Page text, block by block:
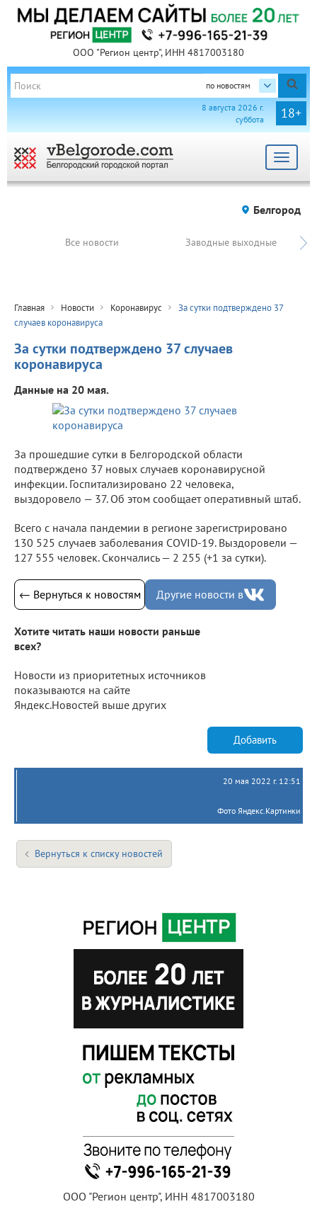
ООО "Регион центр", ИНН 4817003180
по новостям
18+
8 августа 2026 г.
суббота
Toggle
Белгород
Все новости Заводные выходные
Главная Новости Коронавирус
За сутки подтверждено 37
случаев коронавируса
За сутки подтверждено 37 случаев
коронавируса
Данные на 20 мая.
За прошедшие сутки в Белгородской области
подтверждено 37 новых случаев коронавирусной
инфекции. Госпитализировано 22 человека,
выздоровело — 37. Об этом сообщает оперативный штаб.
Всего с начала пандемии в регионе зарегистрировано
130 525 случаев заболевания COVID-19. Выздоровели —
127 555 человек. Скончались — 2 255 (+1 за сутки).
← Вернуться к новостям Другие новости в
Хотите читать наши новости раньше
всех?
Новости из приоритетных источников
показываются на сайте
Яндекс.Новостей выше других
Добавить
20 мая 2022 г. 12:51
Фото Яндекс.Картинки
Вернуться к списку новостей
ООО "Регион центр", ИНН 4817003180